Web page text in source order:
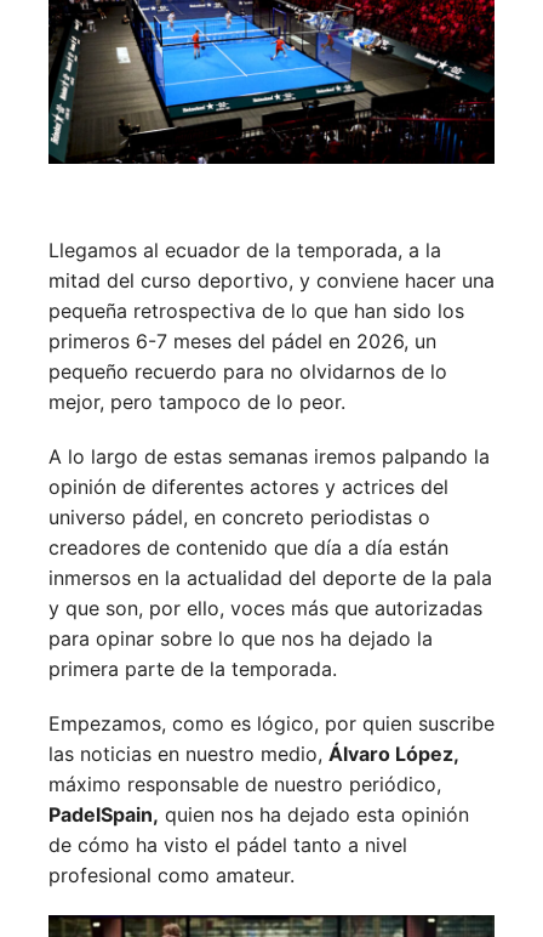
Llegamos al ecuador de la temporada, a la
mitad del curso deportivo, y conviene hacer una
pequeña retrospectiva de lo que han sido los
primeros 6-7 meses del pádel en 2026, un
pequeño recuerdo para no olvidarnos de lo
mejor, pero tampoco de lo peor.
A lo largo de estas semanas iremos palpando la
opinión de diferentes actores y actrices del
universo pádel, en concreto periodistas o
creadores de contenido que día a día están
inmersos en la actualidad del deporte de la pala
y que son, por ello, voces más que autorizadas
para opinar sobre lo que nos ha dejado la
primera parte de la temporada.
Empezamos, como es lógico, por quien suscribe
las noticias en nuestro medio, Álvaro López,
máximo responsable de nuestro periódico,
PadelSpain, quien nos ha dejado esta opinión
de cómo ha visto el pádel tanto a nivel
profesional como amateur.